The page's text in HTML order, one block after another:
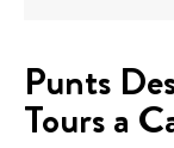
Punts
Tours a